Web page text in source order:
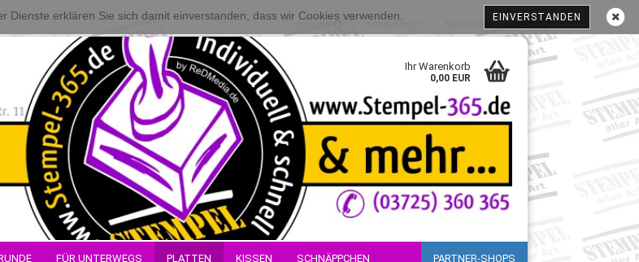
Ihr Warenkorb
0,00 EUR
erklären Sie sich damit einverstanden, dass wir Cookies verwenden. EINVERSTANDEN
FÜR UNTERWEGS PLATTEN KISSEN SCHNÄPPCHEN PARTNER-SHOPS